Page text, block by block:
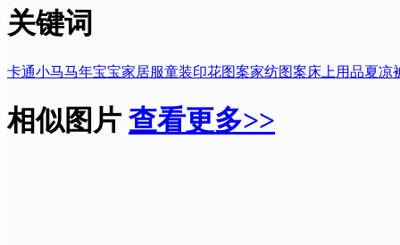
关键词
卡通小马马年宝宝家居服童装印花图案家纺图案床上用品夏凉
相似图片 查看更多>>